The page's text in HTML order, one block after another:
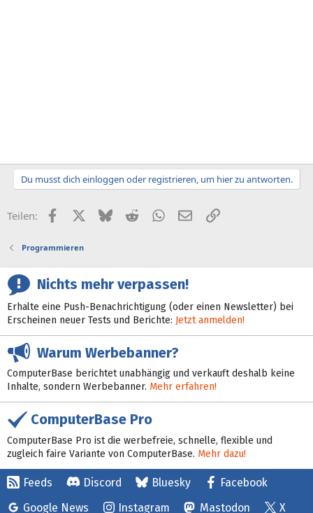
Du musst dich einloggen oder registrieren, um hier zu antworten.
Teilen: FacebookX (Twitter)
BlueskyRedditWhatsApp
E-MailLink
Programmieren
Nichts mehr verpassen!
Erhalte eine Push-Benachrichtigung (oder einen Newsletter) bei
Erscheinen neuer Tests und Berichte: Jetzt anmelden!
Warum Werbebanner?
ComputerBase berichtet unabhängig und verkauft deshalb keine
Inhalte, sondern Werbebanner. Mehr erfahren!
ComputerBase Pro
ComputerBase Pro ist die werbefreie, schnelle, flexible und
zugleich faire Variante von ComputerBase. Mehr dazu!
Feeds Discord Bluesky
Facebook
Google News
Instagram Mastodon X